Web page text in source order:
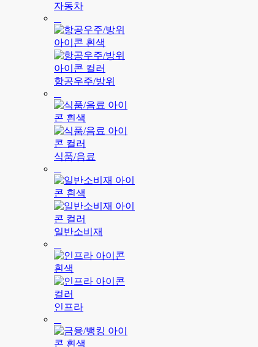
자동차
항공우주/방위
식품/음료
일반소비재
인프라